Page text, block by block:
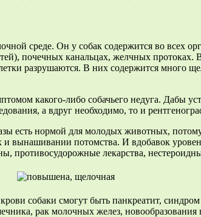
среде. Он у собак содержится во всех
почечных канальцах, желчных
разрушаются. В них содержится много
какого-либо собачьего недуга. Дабы
а вдруг необходимо, то и
нормой для молодых животных,
вынашивании потомства. И вдобавок
противосудорожные лекарства,
собаки смогут быть панкреатит,
рак молочных желез,